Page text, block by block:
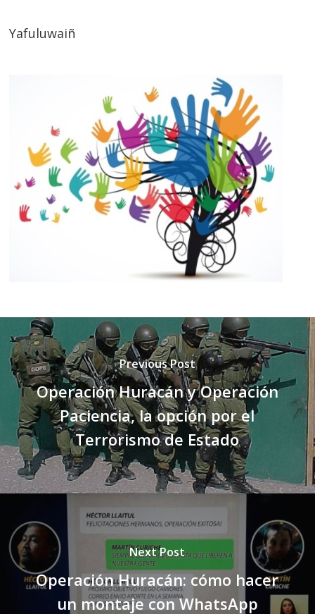
Yafuluwaiñ
Previous Post
Operación Huracán y Operación
Paciencia, la opción por el
Terrorismo de Estado
Next Post
Operación Huracán: cómo hacer
un montaje con WhatsApp